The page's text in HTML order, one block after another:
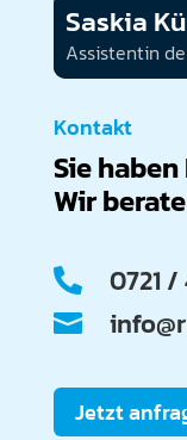
Saskia
Assistentin
Kontakt
Sie
Wir
 0721

Jetzt